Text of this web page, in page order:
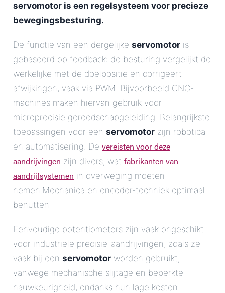
servomotor is een regelsysteem voor precieze
bewegingsbesturing.
De functie van een dergelijke servomotor is
gebaseerd op feedback: de besturing vergelijkt de
werkelijke met de doelpositie en corrigeert
afwijkingen, vaak via PWM. Bijvoorbeeld CNC-
machines maken hiervan gebruik voor
microprecisie gereedschapgeleiding. Belangrijkste
toepassingen voor een servomotor zijn robotica
en automatisering. De vereisten voor deze
aandrijvingen zijn divers, wat fabrikanten van
aandrijfsystemen in overweging moeten
nemen.Mechanica en encoder-techniek optimaal
benutten
Eenvoudige potentiometers zijn vaak ongeschikt
voor industriële precisie-aandrijvingen, zoals ze
vaak bij een servomotor worden gebruikt,
vanwege mechanische slijtage en beperkte
nauwkeurigheid, ondanks hun lage kosten.